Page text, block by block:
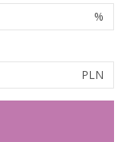
%
PLN